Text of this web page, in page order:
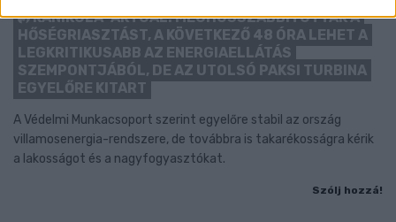
KÁNIKULA-AKTUÁL: MEGHOSSZABBÍTOTTÁK A
HŐSÉGRIASZTÁST, A KÖVETKEZŐ 48 ÓRA LEHET A
LEGKRITIKUSABB AZ ENERGIAELLÁTÁS
SZEMPONTJÁBÓL, DE AZ UTOLSÓ PAKSI TURBINA
EGYELŐRE KITART
A Védelmi Munkacsoport szerint egyelőre stabil az ország
villamosenergia-rendszere, de továbbra is takarékosságra kérik
a lakosságot és a nagyfogyasztókat.
Szólj hozzá!